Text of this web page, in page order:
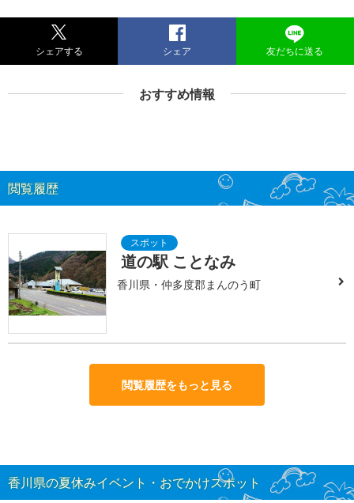
シェアする シェア 友だちに送る
おすすめ情報
閲覧履歴
道の駅 ことなみ
香川県・仲多度郡まんのう町
閲覧履歴をもっと見る
香川県の夏休みイベント・おでかけスポット